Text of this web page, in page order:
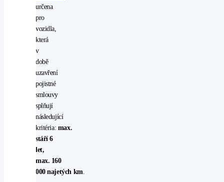
určena
pro
vozidla,
která
v
době
uzavření
pojistné
smlouvy
splňují
následující
kritéria: max.
stáří 6
let,
max. 160
000 najetých km